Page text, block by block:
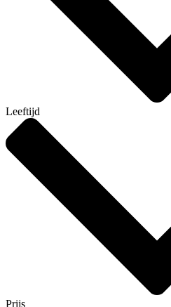
Leeftijd
Prijs